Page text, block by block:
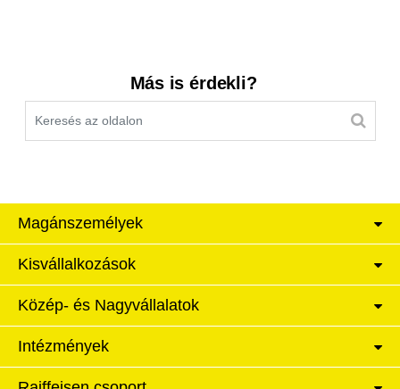
Más is érdekli?
Magánszemélyek
Kisvállalkozások
Közép- és Nagyvállalatok
Intézmények